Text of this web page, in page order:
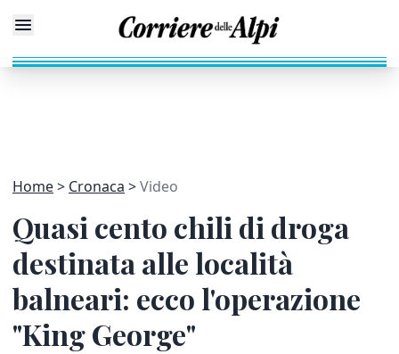
Home Cronaca Video
Quasi cento chili di droga
destinata alle località
balneari: ecco l'operazione
"King George"